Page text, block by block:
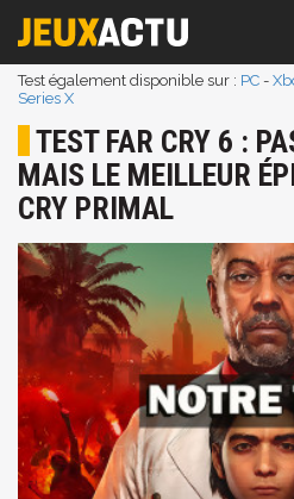
Test également disponible sur : PC -
Series X
TEST FAR CRY 6 :
MAIS LE MEILLEUR
CRY PRIMAL